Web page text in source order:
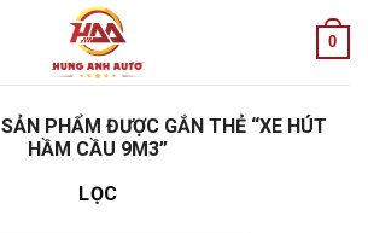
0
SẢN PHẨM ĐƯỢC GẮN THẺ “XE HÚT
HẦM CẦU 9M3”
LỌC